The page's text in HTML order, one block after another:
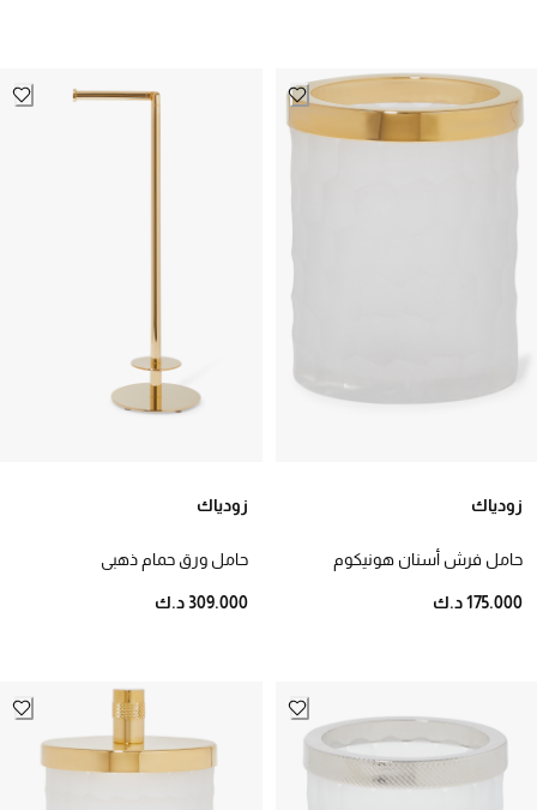
حامل فرش أسنان هونيكوم
زودياك
175.000 د.ك
حامل ورق حمام ذهبي
زودياك
309.000 د.ك